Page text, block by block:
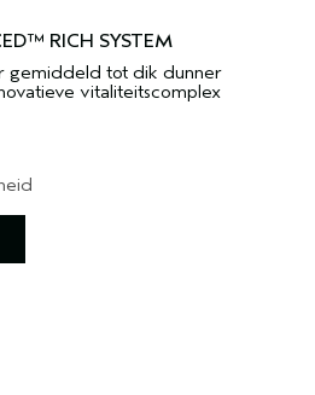
RICH SYSTEM
gemiddeld tot dik dunner
vitaliteitscomplex